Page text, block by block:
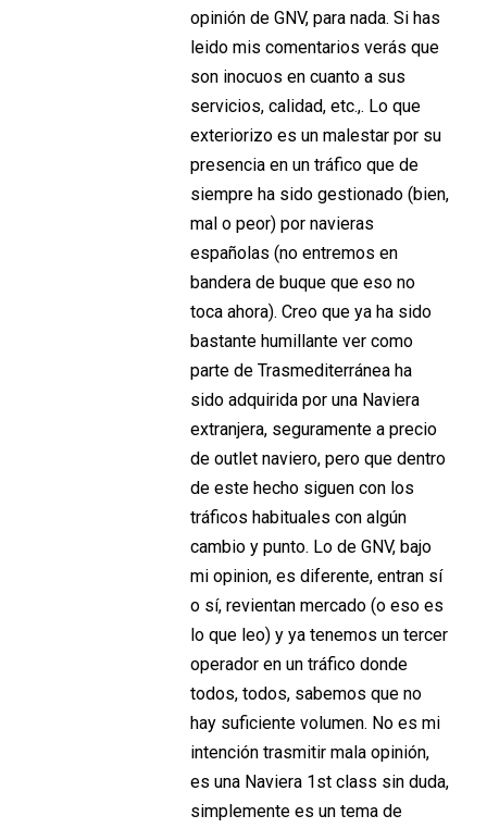
opinión de GNV, para nada. Si has
leido mis comentarios verás que
son inocuos en cuanto a sus
servicios, calidad, etc.,. Lo que
exteriorizo es un malestar por su
presencia en un tráfico que de
siempre ha sido gestionado (bien,
mal o peor) por navieras
españolas (no entremos en
bandera de buque que eso no
toca ahora). Creo que ya ha sido
bastante humillante ver como
parte de Trasmediterránea ha
sido adquirida por una Naviera
extranjera, seguramente a precio
de outlet naviero, pero que dentro
de este hecho siguen con los
tráficos habituales con algún
cambio y punto. Lo de GNV, bajo
mi opinion, es diferente, entran sí
o sí, revientan mercado (o eso es
lo que leo) y ya tenemos un tercer
operador en un tráfico donde
todos, todos, sabemos que no
hay suficiente volumen. No es mi
intención trasmitir mala opinión,
es una Naviera 1st class sin duda,
simplemente es un tema de